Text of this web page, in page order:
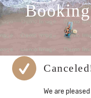
We are